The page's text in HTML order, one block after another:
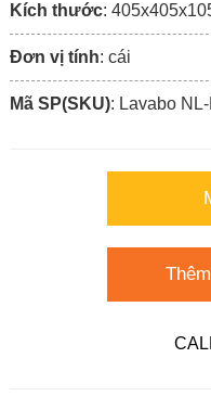
Kích thước:
Đơn vị tính: cái
Mã SP(SKU): Lavabo